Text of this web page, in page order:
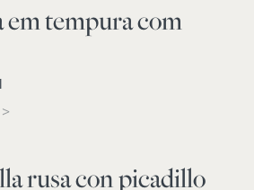
tempura com
rusa con picadillo